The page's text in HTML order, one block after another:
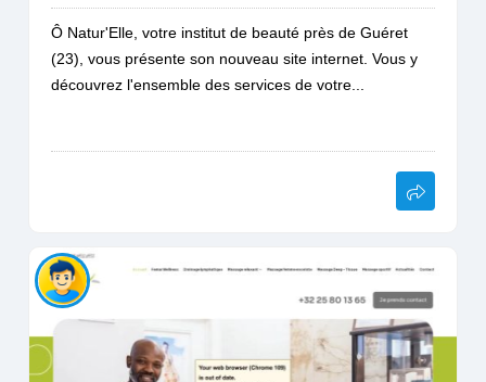
Ô Natur'Elle, votre institut de beauté près de Guéret
(23), vous présente son nouveau site internet. Vous y
découvrez l'ensemble des services de votre...